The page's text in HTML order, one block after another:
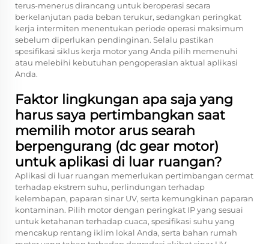
terus-menerus dirancang untuk beroperasi secara
berkelanjutan pada beban terukur, sedangkan peringkat
kerja intermiten menentukan periode operasi maksimum
sebelum diperlukan pendinginan. Selalu pastikan
spesifikasi siklus kerja motor yang Anda pilih memenuhi
atau melebihi kebutuhan pengoperasian aktual aplikasi
Anda.
Faktor lingkungan apa saja yang
harus saya pertimbangkan saat
memilih motor arus searah
berpengurang (dc gear motor)
untuk aplikasi di luar ruangan?
Aplikasi di luar ruangan memerlukan pertimbangan cermat
terhadap ekstrem suhu, perlindungan terhadap
kelembapan, paparan sinar UV, serta kemungkinan paparan
kontaminan. Pilih motor dengan peringkat IP yang sesuai
untuk ketahanan terhadap cuaca, spesifikasi suhu yang
mencakup rentang iklim lokal Anda, serta bahan rumah